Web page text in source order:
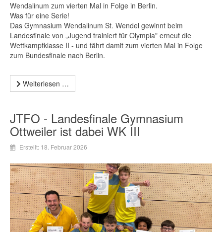
Wendalinum zum vierten Mal in Folge in Berlin.
Was für eine Serie!
Das Gymnasium Wendalinum St. Wendel gewinnt beim
Landesfinale von „Jugend trainiert für Olympia" erneut die
Wettkampfklasse II - und fährt damit zum vierten Mal in Folge
zum Bundesfinale nach Berlin.
Weiterlesen …
JTFO - Landesfinale Gymnasium
Ottweiler ist dabei WK III
Erstellt: 18. Februar 2026